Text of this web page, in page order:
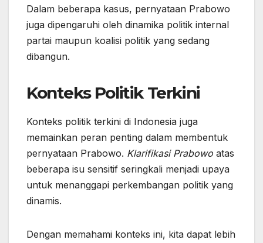
Dalam beberapa kasus, pernyataan Prabowo
juga dipengaruhi oleh dinamika politik internal
partai maupun koalisi politik yang sedang
dibangun.
Konteks Politik Terkini
Konteks politik terkini di Indonesia juga
memainkan peran penting dalam membentuk
pernyataan Prabowo. Klarifikasi Prabowo atas
beberapa isu sensitif seringkali menjadi upaya
untuk menanggapi perkembangan politik yang
dinamis.
Dengan memahami konteks ini, kita dapat lebih